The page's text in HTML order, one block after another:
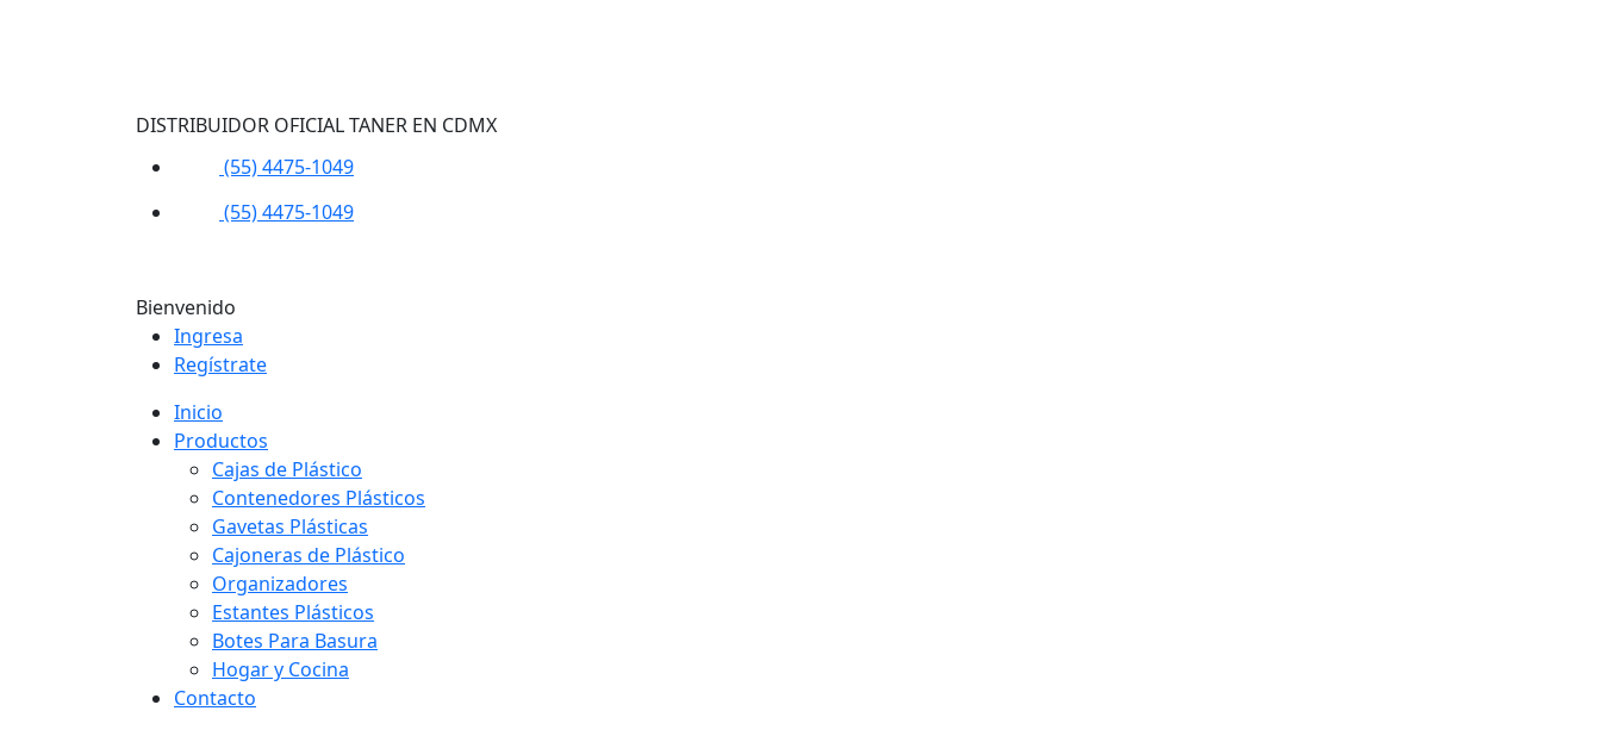
DISTRIBUIDOR OFICIAL TANER EN CDMX
(55) 4475-1049
(55) 4475-1049
Bienvenido
Ingresa
Regístrate
Inicio
Productos
Cajas de Plástico
Contenedores Plásticos
Gavetas Plásticas
Cajoneras de Plástico
Organizadores
Estantes Plásticos
Botes Para Basura
Hogar y Cocina
Contacto